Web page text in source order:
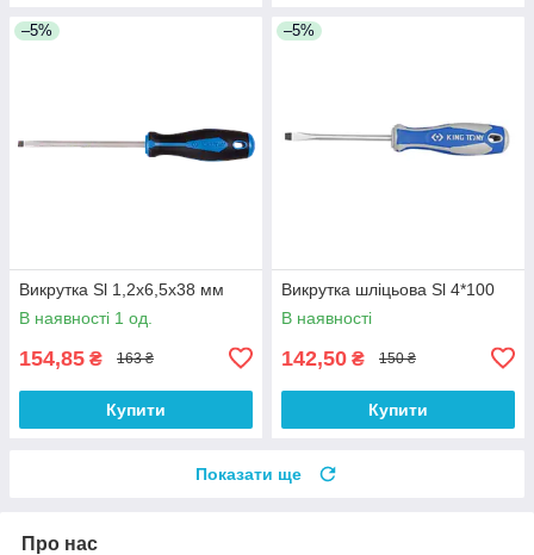
–5%
Викрутка Sl 1,2х6,5х38 мм
В наявності 1 од.
154,85 ₴ 163 ₴
Купити
–5%
Викрутка шліцьова Sl 4*100
В наявності
142,50 ₴ 150 ₴
Купити
Показати ще
Про нас